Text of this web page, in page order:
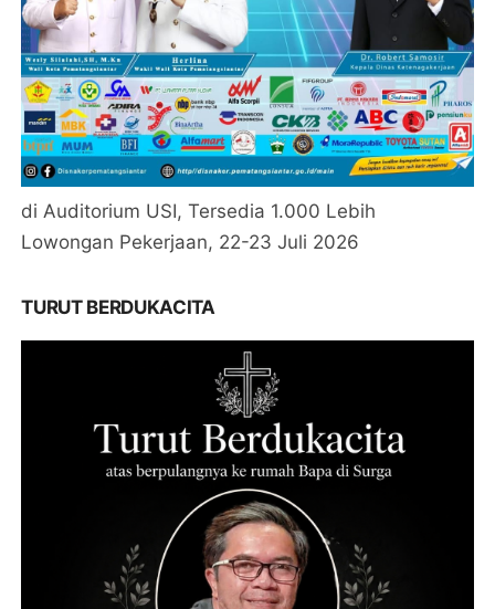
di Auditorium USI, Tersedia 1.000 Lebih
Lowongan Pekerjaan, 22-23 Juli 2026
TURUT BERDUKACITA